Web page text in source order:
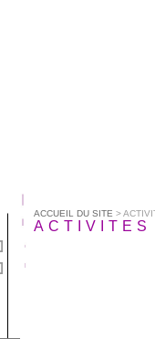
ACCUEIL DU SITE >
ACTIVITES